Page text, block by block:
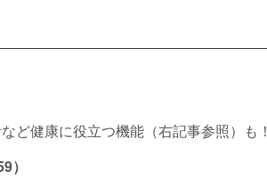
ど健康に役立つ機能（右記事参照）も！
）